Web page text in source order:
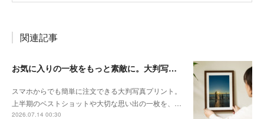
関連記事
お気に入りの一枚をもっと素敵に。大判写真プリントの飾り方
スマホからでも簡単に注文できる大判写真プリント。
上半期のベストショットや大切な思い出の一枚を、…
2026.07.14 00:30